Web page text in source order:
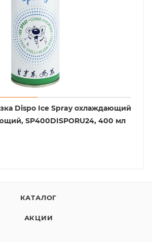
Dispo Ice Spray охлаждающий
SP400DISPORU24, 400 мл
КАТАЛОГ
АКЦИИ